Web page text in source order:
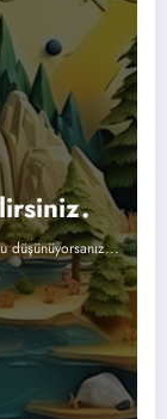
düşünüyorsanız...